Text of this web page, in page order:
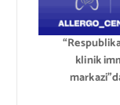
klinik